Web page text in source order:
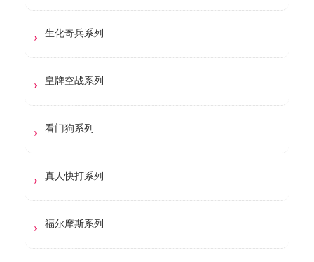
生化奇兵系列
皇牌空战系列
看门狗系列
真人快打系列
福尔摩斯系列